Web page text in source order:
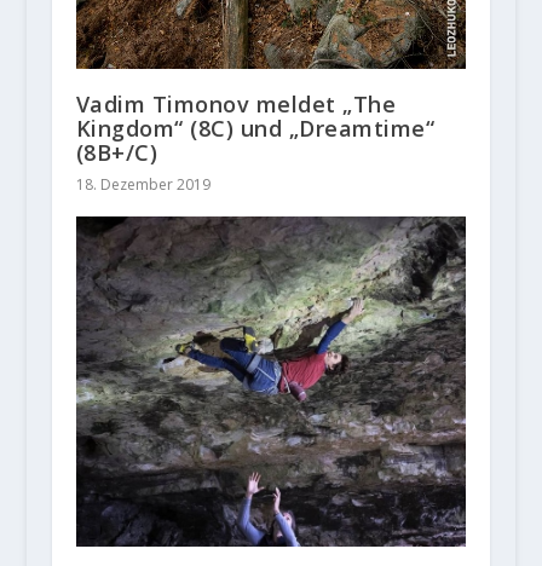
Vadim Timonov meldet „The
Kingdom“ (8C) und „Dreamtime“
(8B+/C)
18. Dezember 2019